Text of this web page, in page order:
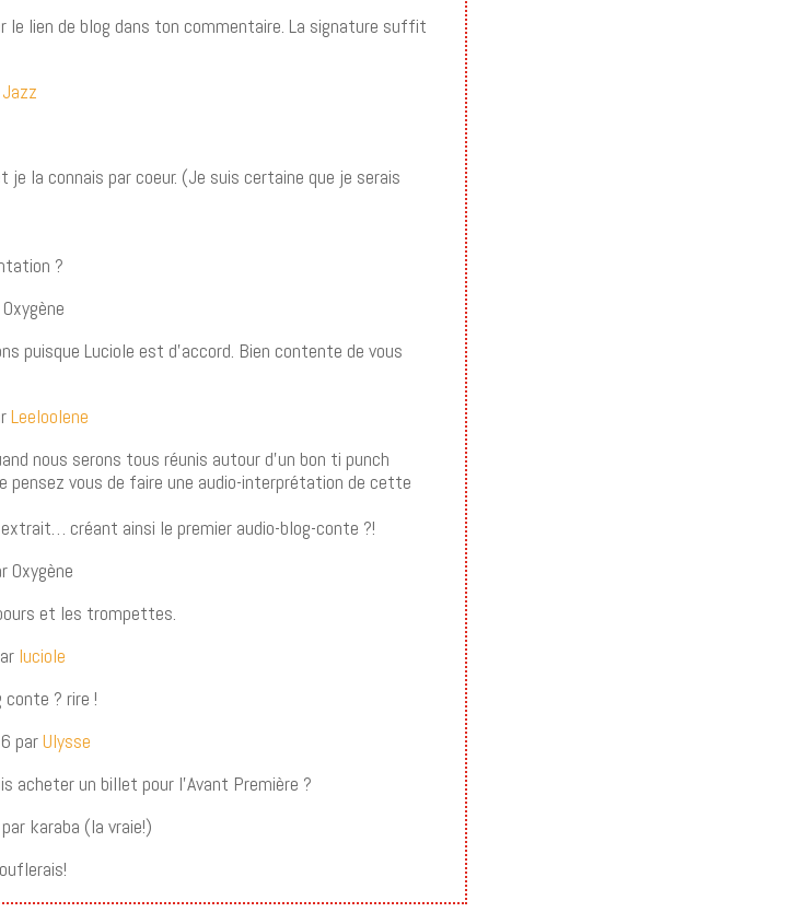
le lien de blog dans ton commentaire. La signature suffit
Jazz
je la connais par coeur. (Je suis certaine que je serais
?
puisque Luciole est d’accord. Bien contente de vous
Leeloolene
nous serons tous réunis autour d’un bon ti punch
vous de faire une audio-interprétation de cette
créant ainsi le premier audio-blog-conte ?!
Oxygène
et les trompettes.
luciole
conte ? rire !
parUlysse
acheter un billet pour l’Avant Première ?
karaba (la vraie!)